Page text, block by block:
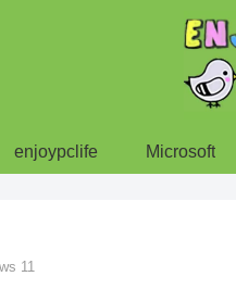
enjoypclife Microsoft
11